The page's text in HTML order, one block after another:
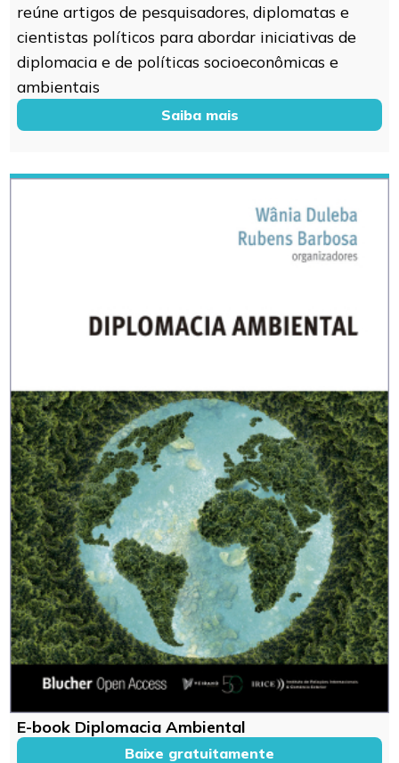
reúne artigos de pesquisadores, diplomatas e
cientistas políticos para abordar iniciativas de
diplomacia e de políticas socioeconômicas e
ambientais
Saiba mais
E-book Diplomacia Ambiental
Baixe gratuitamente